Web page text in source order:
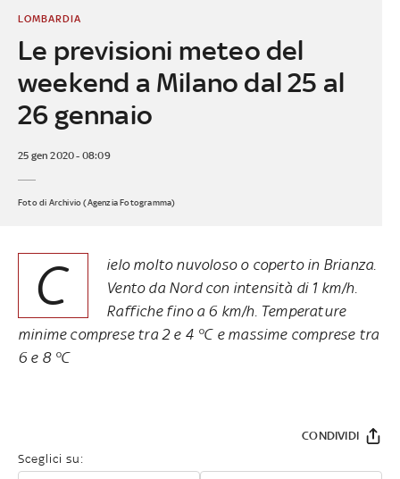
Le previsioni meteo del
weekend a Milano dal 25 al
26 gennaio
LOMBARDIA
25 gen 2020 - 08:09
Foto di Archivio (Agenzia Fotogramma)
C
ielo molto nuvoloso o coperto in Brianza.
Vento da Nord con intensità di 1 km/h.
Raffiche fino a 6 km/h. Temperature
minime comprese tra 2 e 4 °C e massime comprese tra
6 e 8 °C
Sceglici su:
CONDIVIDI